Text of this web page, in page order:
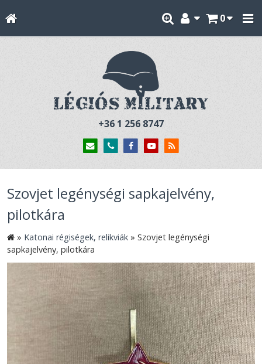
0
+36 1 256 8747
Szovjet legénységi sapkajelvény,
pilotkára
» Katonai régiségek, relikviák » Szovjet legénységi
sapkajelvény, pilotkára